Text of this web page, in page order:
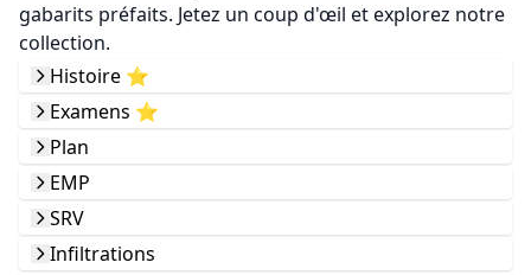
gabarits préfaits. Jetez un coup d'œil et explorez notre
collection.
Histoire ⭐️
Examens ⭐️
Plan
EMP
SRV
Infiltrations